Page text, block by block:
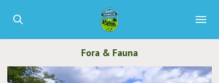
direct
Fora & Fauna